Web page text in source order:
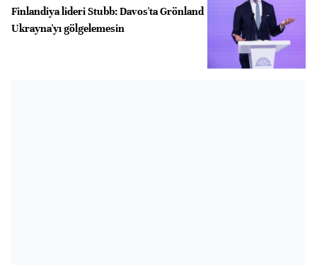
Finlandiya lideri Stubb: Davos'ta Grönland
Ukrayna'yı gölgelemesin